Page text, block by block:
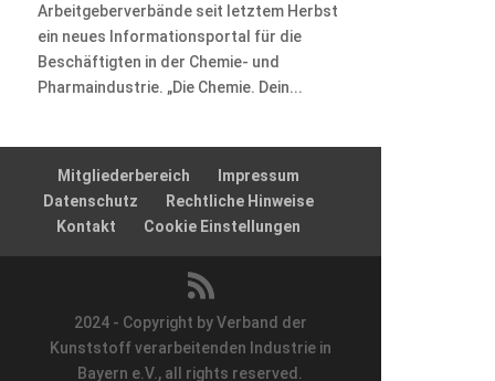
Arbeitgeberverbände seit letztem Herbst
ein neues Informationsportal für die
Beschäftigten in der Chemie- und
Pharmaindustrie. „Die Chemie. Dein...
Mitgliederbereich
Impressum
Datenschutz
Rechtliche Hinweise
Kontakt
Cookie Einstellungen
2024 - Copyright by Verband der
Kunststoff verarbeitenden Industrie in
Bayern e.V., all rights reserved.